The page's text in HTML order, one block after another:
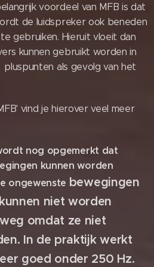
voordeel van MFB is dat
de luidspreker ook beneden
gebruiken. Hieruit vloeit dan
kunnen gebruikt worden in
pluspunten als gevolg van het
vind je hierover veel meer
nog opgemerkt dat
kunnen worden
ongewenste bewegingen
niet worden
omdat ze niet
. In de praktijk werkt
goed onder 250 Hz.